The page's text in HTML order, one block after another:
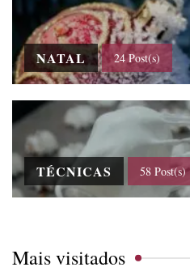
NATAL 24 Post(s)
TÉCNICAS 58 Post(s)
Mais visitados